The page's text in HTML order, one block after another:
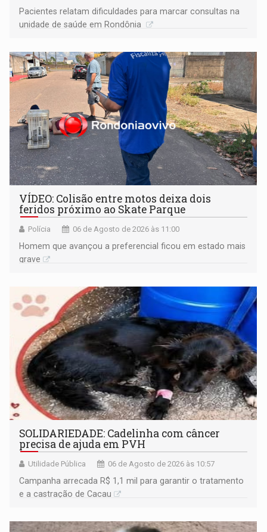
Pacientes relatam dificuldades para marcar consultas na
unidade de saúde em Rondônia
VÍDEO: Colisão entre motos deixa dois
feridos próximo ao Skate Parque
Polícia 06 de Agosto de 2026 às 11:00
Homem que avançou a preferencial ficou em estado mais
grave
SOLIDARIEDADE: Cadelinha com câncer
precisa de ajuda em PVH
Utilidade Pública 06 de Agosto de 2026 às 10:57
Campanha arrecada R$ 1,1 mil para garantir o tratamento
e a castração de Cacau